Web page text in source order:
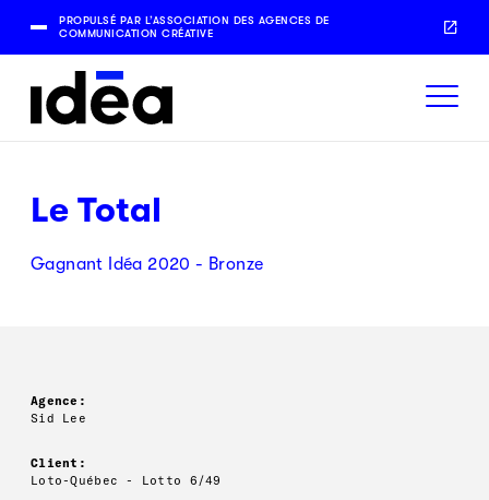
PROPULSÉ PAR L’ASSOCIATION DES AGENCES DE
COMMUNICATION CRÉATIVE
Le Total
Gagnant Idéa 2020 - Bronze
Agence:
Sid Lee
Client:
Loto-Québec - Lotto 6/49